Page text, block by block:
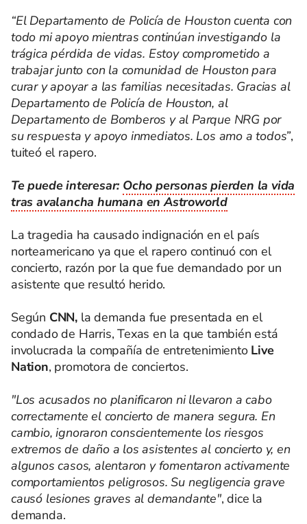
“El Departamento de Policía de Houston cuenta con
todo mi apoyo mientras continúan investigando la
trágica pérdida de vidas. Estoy comprometido a
trabajar junto con la comunidad de Houston para
curar y apoyar a las familias necesitadas. Gracias al
Departamento de Policía de Houston, al
Departamento de Bomberos y al Parque NRG por
su respuesta y apoyo inmediatos. Los amo a todos”,
tuiteó el rapero.
Te puede interesar: Ocho personas pierden la vida
tras avalancha humana en Astroworld
La tragedia ha causado indignación en el país
norteamericano ya que el rapero continuó con el
concierto, razón por la que fue demandado por un
asistente que resultó herido.
Según CNN, la demanda fue presentada en el
condado de Harris, Texas en la que también está
involucrada la compañía de entretenimientoLive
Nation, promotora de conciertos.
"Los acusados no planificaron ni llevaron a cabo
correctamente el concierto de manera segura. En
cambio, ignoraron conscientemente los riesgos
extremos de daño a los asistentes al concierto y, en
algunos casos, alentaron y fomentaron activamente
comportamientos peligrosos. Su negligencia grave
causó lesiones graves al demandante", dice la
demanda.